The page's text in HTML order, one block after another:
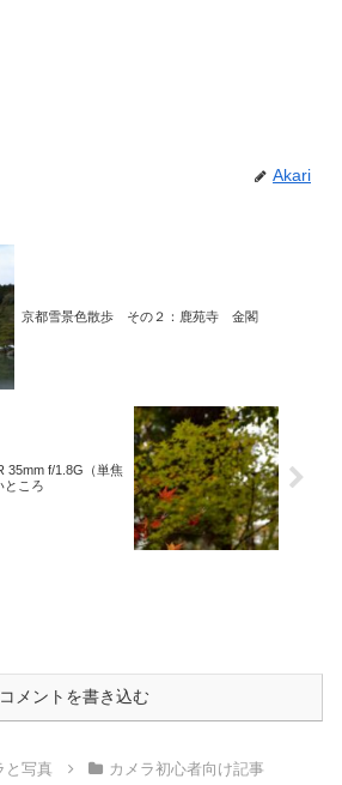
Akari
京都雪景色散歩 その２：鹿苑寺 金閣
35mm f/1.8G（単焦
ところ
コメントを書き込む
と写真 カメラ初心者向け記事